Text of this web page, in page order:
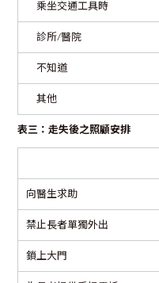
乘坐交通工具時
診所/醫院
不知道
其他
表三：走失後之照顧安排
向醫生求助
禁止長者單獨外出
鎖上大門